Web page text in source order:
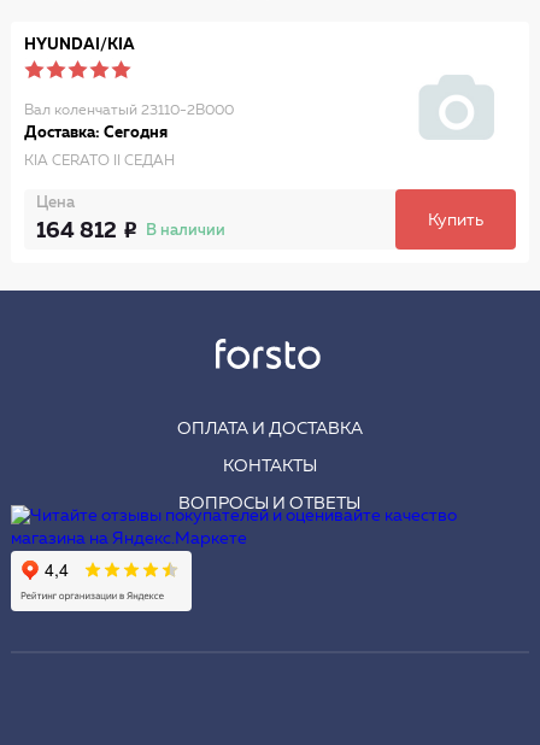
HYUNDAI/KIA
Вал коленчатый 23110-2B000
Доставка: Сегодня
KIA CERATO II СЕДАН
Цена
164 812 В наличии
Купить
ОПЛАТА И ДОСТАВКА
КОНТАКТЫ
ВОПРОСЫ И ОТВЕТЫ